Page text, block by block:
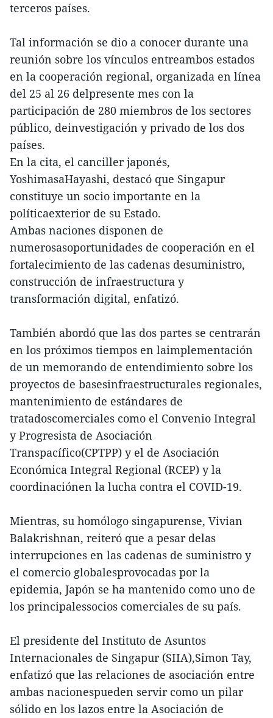
terceros países.
Tal información se dio a conocer durante una
reunión sobre los vínculos entreambos estados
en la cooperación regional, organizada en línea
del 25 al 26 delpresente mes con la
participación de 280 miembros de los sectores
público, deinvestigación y privado de los dos
países.
En la cita, el canciller japonés,
YoshimasaHayashi, destacó que Singapur
constituye un socio importante en la
políticaexterior de su Estado.
Ambas naciones disponen de
numerosasoportunidades de cooperación en el
fortalecimiento de las cadenas desuministro,
construcción de infraestructura y
transformación digital, enfatizó.
También abordó que las dos partes se centrarán
en los próximos tiempos en laimplementación
de un memorando de entendimiento sobre los
proyectos de basesinfraestructurales regionales,
mantenimiento de estándares de
tratadoscomerciales como el Convenio Integral
y Progresista de Asociación
Transpacífico(CPTPP) y el de Asociación
Económica Integral Regional (RCEP) y la
coordinaciónen la lucha contra el COVID-19.
Mientras, su homólogo singapurense, Vivian
Balakrishnan, reiteró que a pesar delas
interrupciones en las cadenas de suministro y
el comercio globalesprovocadas por la
epidemia, Japón se ha mantenido como uno de
los principalessocios comerciales de su país.
El presidente del Instituto de Asuntos
Internacionales de Singapur (SIIA),Simon Tay,
enfatizó que las relaciones de asociación entre
ambas nacionespueden servir como un pilar
sólido en los lazos entre la Asociación de